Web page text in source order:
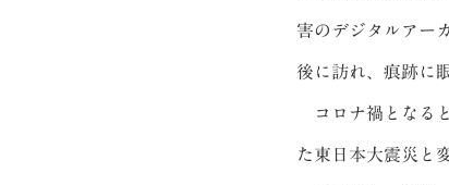
害のデジタルアー
後に訪れ、痕跡に
コロナ禍となる
た東日本大震災と